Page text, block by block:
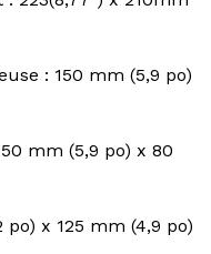
: 150 mm (5,9 po)
mm (5,9 po) x 80
x 125 mm (4,9 po)